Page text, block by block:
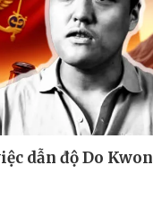
dẫn độ Do Kwon